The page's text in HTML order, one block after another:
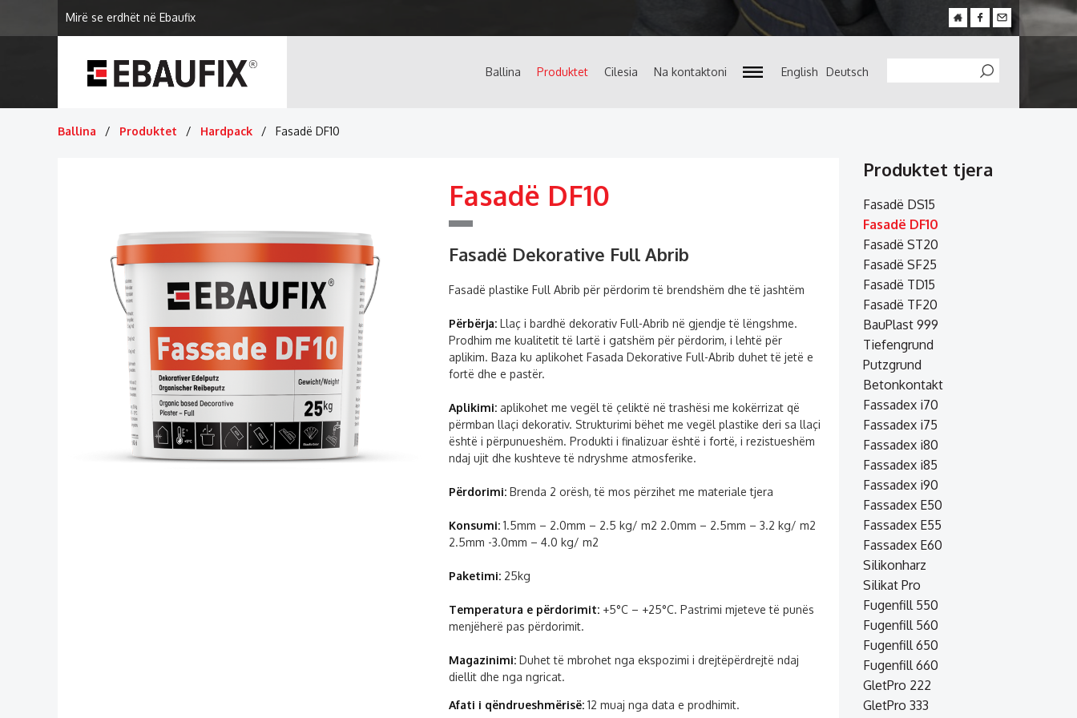
Mirë se erdhët në Ebaufix
Ballina Produktet Cilesia Na kontaktoni English Deutsch
Ballina Produktet Hardpack Fasadë DF10
Fasadë DF10
Fasadë Dekorative Full Abrib
Fasadë plastike Full Abrib për përdorim të brendshëm dhe të jashtëm
Përbërja:Llaç i bardhë dekorativ Full-Abrib në gjendje të lëngshme.
Prodhim me kualitetit të lartë i gatshëm për përdorim, i lehtë për
aplikim. Baza ku aplikohet Fasada Dekorative Full-Abrib duhet të jetë e
fortë dhe e pastër.
Aplikimi:aplikohet me vegël të çeliktë në trashësi me kokërrizat që
përmban llaçi dekorativ. Strukturimi bëhet me vegël plastike deri sa llaçi
është i përpunueshëm. Produkti i finalizuar është i fortë, i rezistueshëm
ndaj ujit dhe kushteve të ndryshme atmosferike.
Përdorimi:Brenda 2 orësh, të mos përzihet me materiale tjera
Konsumi:1.5mm – 2.0mm – 2.5 kg/ m2 2.0mm – 2.5mm – 3.2 kg/ m2
2.5mm -3.0mm – 4.0 kg/ m2
Paketimi:25kg
Temperatura e përdorimit:+5°C – +25°C. Pastrimi mjeteve të punës
menjëherë pas përdorimit.
Magazinimi:Duhet të mbrohet nga ekspozimi i drejtëpërdrejtë ndaj
diellit dhe nga ngricat.
Afati i qëndrueshmërisë:12 muaj nga data e prodhimit.
Produktet tjera
Fasadë DS15
Fasadë DF10
Fasadë ST20
Fasadë SF25
Fasadë TD15
Fasadë TF20
BauPlast 999
Tiefengrund
Putzgrund
Betonkontakt
Fassadex i70
Fassadex i75
Fassadex i80
Fassadex i85
Fassadex i90
Fassadex E50
Fassadex E55
Fassadex E60
Silikonharz
Silikat Pro
Fugenfill 550
Fugenfill 560
Fugenfill 650
Fugenfill 660
GletPro 222
GletPro 333